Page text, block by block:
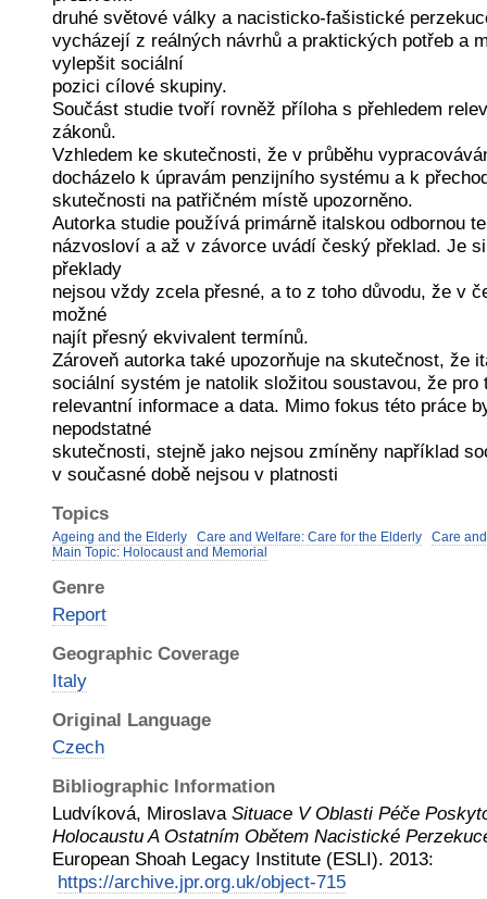
druhé světové války a nacisticko-fašistické
vycházejí z reálných návrhů a praktických potřeb a
vylepšit sociální
pozici cílové skupiny.
Součást studie tvoří rovněž příloha s přehledem
zákonů.
Vzhledem ke skutečnosti, že v průběhu
docházelo k úpravám penzijního systému a k
skutečnosti na patřičném místě upozorněno.
Autorka studie používá primárně italskou odbornou
názvosloví a až v závorce uvádí český překlad. Je
překlady
nejsou vždy zcela přesné, a to z toho důvodu, že v
možné
najít přesný ekvivalent termínů.
Zároveň autorka také upozorňuje na skutečnost, že
sociální systém je natolik složitou soustavou, že pro
relevantní informace a data. Mimo fokus této práce
nepodstatné
skutečnosti, stejně jako nejsou zmíněny například
v současné době nejsou v platnosti
Topics
Ageing and the Elderly Care and Welfare: Care for the Elderly
Care
Main Topic: Holocaust and Memorial
Genre
Report
Geographic Coverage
Italy
Original Language
Czech
Bibliographic Information
Ludvíková, Miroslava Situace V Oblasti Péče
Holocaustu A Ostatním Obětem Nacistické
European Shoah Legacy Institute (ESLI). 2013:
https://archive.jpr.org.uk/object-715